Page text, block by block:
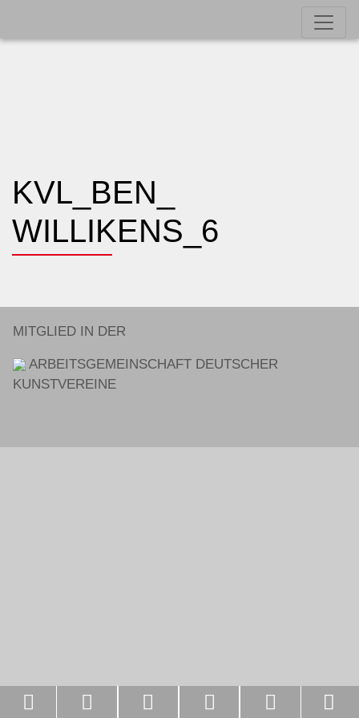
KVL_BEN_
WILLIKENS_6
MITGLIED IN DER
ARBEITSGEMEINSCHAFT DEUTSCHER
KUNSTVEREINE